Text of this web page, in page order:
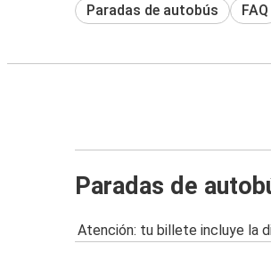
Paradas de autobús FAQ
Paradas de
Atención: tu billete incluye la